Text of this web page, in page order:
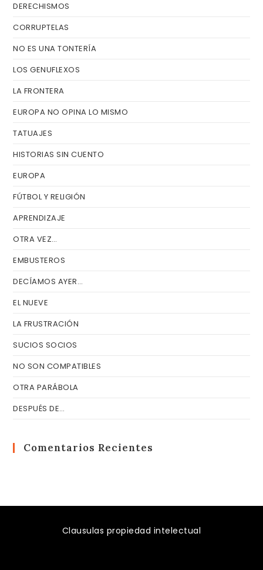
DERECHISMOS
CORRUPTELAS
NO ES UNA TONTERÍA
LOS GENUFLEXOS
LA FRONTERA
EUROPA NO OPINA LO MISMO
TATUAJES
HISTORIAS SIN CUENTO
EUROPA
FÚTBOL Y RELIGIÓN
APRENDIZAJE
OTRA VEZ…
EMBUSTEROS
DECÍAMOS AYER…
EL NUEVE
LA FRUSTRACIÓN
SUCIOS SOCIOS
NO SON COMPATIBLES
OTRA PARÁBOLA
DESPUÉS DE…
Comentarios Recientes
Clausulas propiedad intelectual